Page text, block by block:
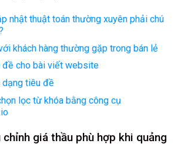
nhật thuật toán thường xuyên phải chú
khách hàng thường gặp trong bán lẻ
đề cho bài viết website
dạng tiêu đề
lọc từ khóa bằng công cụ
giá thầu phù hợp khi quảng